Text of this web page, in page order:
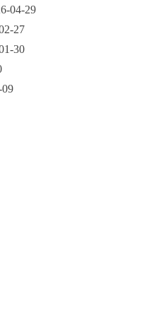
04-29
27
30
09